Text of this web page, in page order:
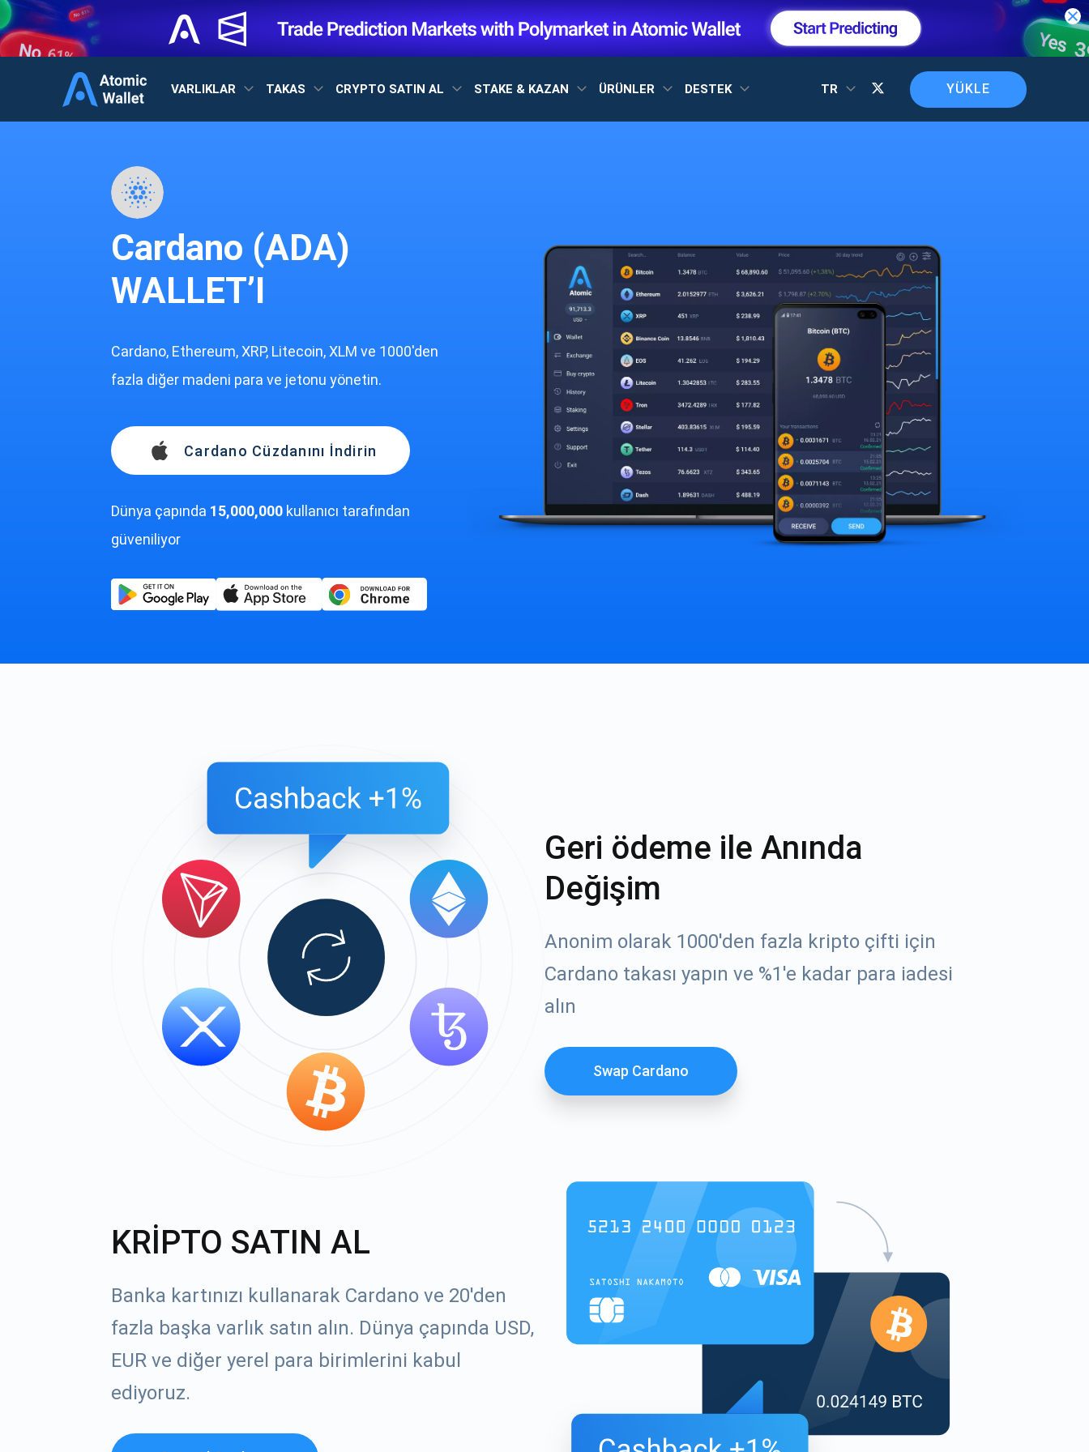
VARLIKLAR TAKAS CRYPTO SATIN AL STAKE & KAZAN ÜRÜNLER DESTEK TR YÜKLE
Cardano (ADA)
WALLET’I
Cardano, Ethereum, XRP, Litecoin, XLM ve 1000'den
fazla diğer madeni para ve jetonu yönetin.
Cardano Cüzdanını İndirin
Dünya çapında 15,000,000 kullanıcı tarafından
güveniliyor
Geri ödeme ile Anında
Değişim
Anonim olarak 1000'den fazla kripto çifti için
Cardano takası yapın ve %1'e kadar para iadesi
alın
Swap Cardano
KRİPTO SATIN AL
Banka kartınızı kullanarak Cardano ve 20'den
fazla başka varlık satın alın. Dünya çapında USD,
EUR ve diğer yerel para birimlerini kabul
ediyoruz.